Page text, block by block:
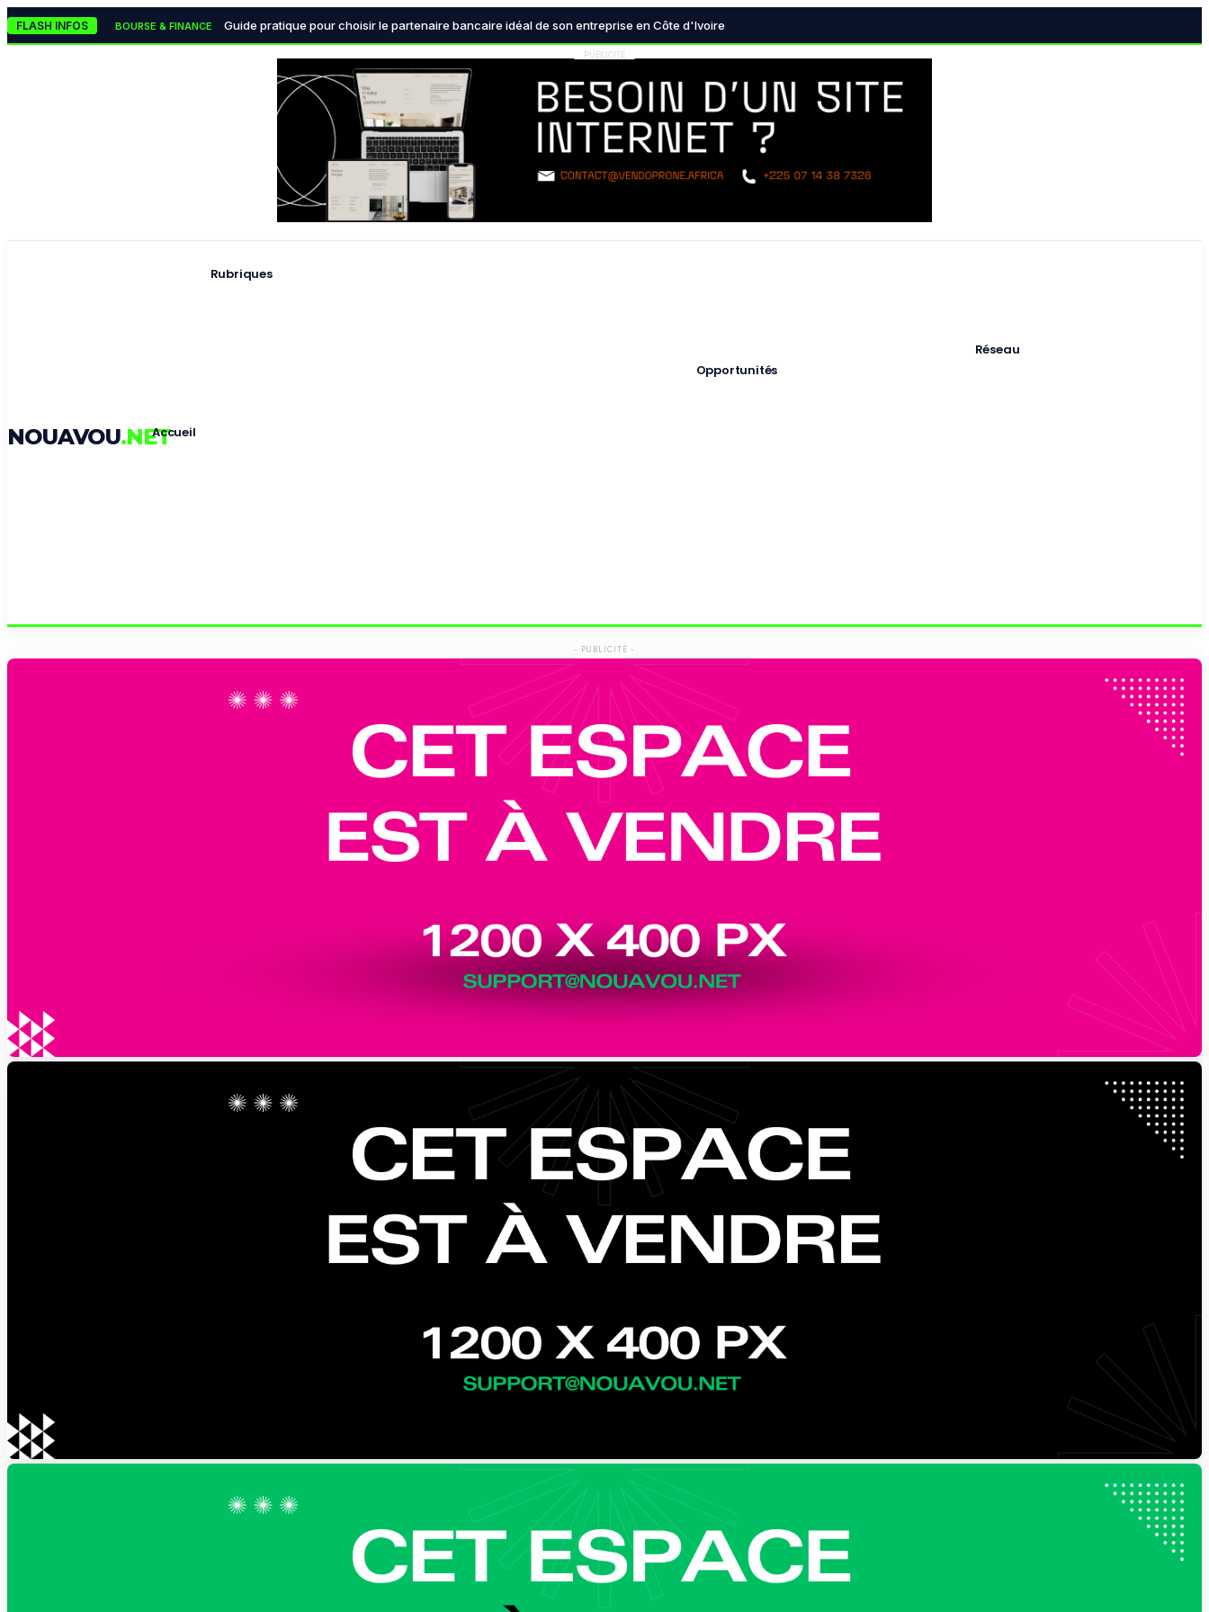
FLASH INFOS
TECH & INNOVATION Le classement des meilleures agences de référencement naturel (SEO) à Abidjan en 2026
BOURSE & FINANCE Guide pratique pour choisir le partenaire bancaire idéal de son entreprise en Côte d'Ivoire
BOURSE & FINANCE Les monnaies numériques des banques centrales transforment radicalement le système financier mondial
La lutte mondiale contre la désinformation devient une urgence absolue pour les démocraties
Pourquoi la data visualisation est devenue indispensable pour les décideurs modernes
PUBLICITÉ
NOUAVOU.NETAccueil
Rubriques
Opportunités
Réseau
- PUBLICITÉ -